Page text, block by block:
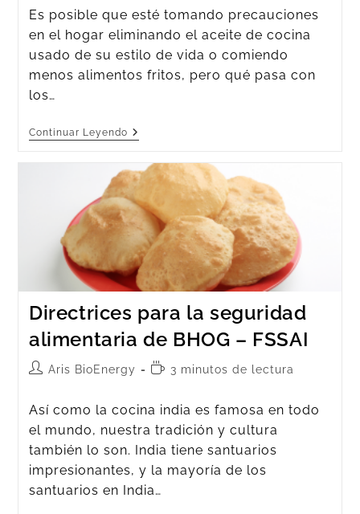
Es posible que esté tomando precauciones
en el hogar eliminando el aceite de cocina
usado de su estilo de vida o comiendo
menos alimentos fritos, pero qué pasa con
los…
Continuar Leyendo
Directrices para la seguridad
alimentaria de BHOG – FSSAI
Aris BioEnergy 3 minutos de lectura
Así como la cocina india es famosa en todo
el mundo, nuestra tradición y cultura
también lo son. India tiene santuarios
impresionantes, y la mayoría de los
santuarios en India…